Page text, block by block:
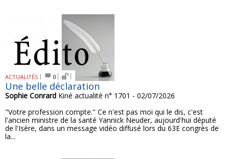
ACTUALITÉS 0
Une belle déclaration
Sophie Conrard Kiné actualité n° 1701 - 02/07/2026
"Votre profession compte." Ce n'est pas moi qui le dis, c'est
l'ancien ministre de la santé Yannick Neuder, aujourd'hui député
de l'Isère, dans un message vidéo diffusé lors du 63E congrès de
la...